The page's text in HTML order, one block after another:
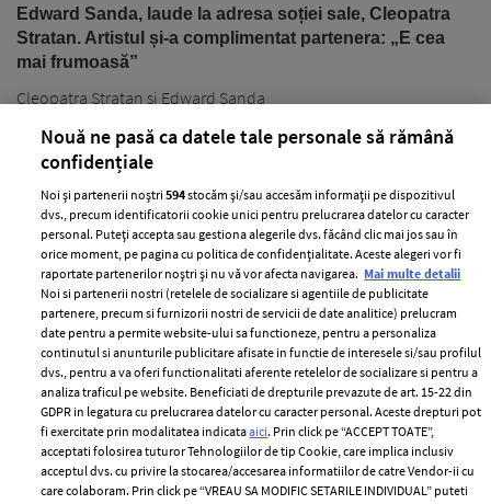
Edward Sanda, laude la adresa soției sale, Cleopatra
Stratan. Artistul și-a complimentat partenera: „E cea
mai frumoasă”
Cleopatra Stratan și Edward Sanda
PARTENERI
Unul dintre cele mai folosite Un vecin instruit poate salva o
Nouă ne pasă ca datele tale personale să rămână
confidențiale
Noi și partenerii noștri594stocăm și/sau accesăm informații pe dispozitivul
dvs., precum identificatorii cookie unici pentru prelucrarea datelor cu caracter
personal. Puteți accepta sau gestiona alegerile dvs. făcând clic mai jos sau în
orice moment, pe pagina cu politica de confidențialitate. Aceste alegeri vor fi
raportate partenerilor noștri și nu vă vor afecta navigarea. Mai multe detalii
Noi si partenerii nostri (retelele de socializare si agentiile de publicitate
partenere, precum si furnizorii nostri de servicii de date analitice) prelucram
date pentru a permite website-ului sa functioneze, pentru a personaliza
continutul si anunturile publicitare afisate in functie de interesele si/sau profilul
dvs., pentru a va oferi functionalitati aferente retelelor de socializare si pentru a
analiza traficul pe website. Beneficiati de drepturile prevazute de art. 15-22 din
GDPR in legatura cu prelucrarea datelor cu caracter personal. Aceste drepturi pot
fi exercitate prin modalitatea indicataaici. Prin click pe “ACCEPT TOATE”,
acceptati folosirea tuturor Tehnologiilor de tip Cookie, care implica inclusiv
acceptul dvs. cu privire la stocarea/accesarea informatiilor de catre Vendor-ii cu
care colaboram. Prin click pe “VREAU SA MODIFIC SETARILE INDIVIDUAL” puteti